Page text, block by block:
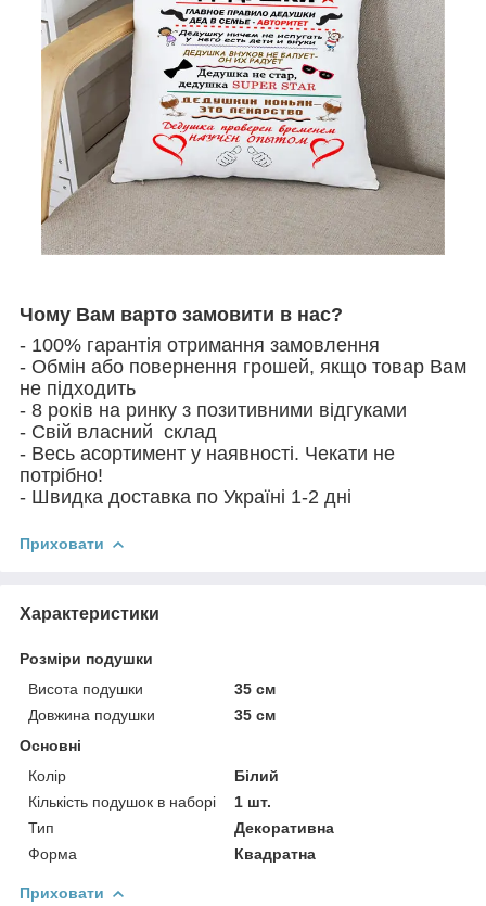
Чому Вам варто замовити в нас?
- 100% гарантія отримання замовлення
- Обмін або повернення грошей, якщо товар Вам
не підходить
- 8 років на ринку з позитивними відгуками
- Свій власний склад
- Весь асортимент у наявності. Чекати не
потрібно!
- Швидка доставка по Україні 1-2 дні
Приховати
Характеристики
Розміри подушки
Висота подушки
35 см
Довжина подушки
35 см
Основні
Колір
Білий
Кількість подушок в наборі
1 шт.
Тип
Декоративна
Форма
Квадратна
Приховати